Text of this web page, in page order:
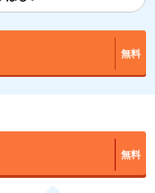
無料
無料